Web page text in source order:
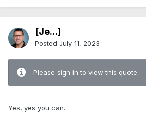
[Je...]
Posted July 11, 2023
Please sign in to view this quote.
Yes, yes you can.